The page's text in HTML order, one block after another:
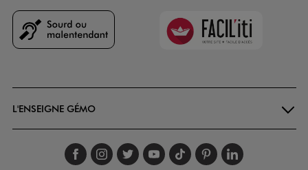
Faciliti
L'ENSEIGNE GÉMO